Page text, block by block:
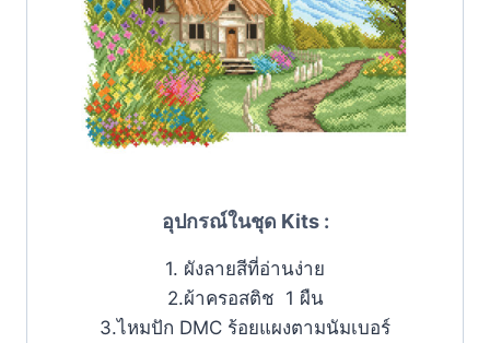
อุปกรณ์ในชุด Kits :
1. ผังลายสีที่อ่านง่าย
2.ผ้าครอสติช 1 ผืน
3.ไหมปัก DMC ร้อยแผงตามนัมเบอร์